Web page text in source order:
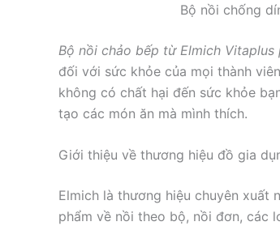
Bộ nồi chống
Bộ nồi chảo bếp từ Elmich Vitaplus
đối với sức khỏe của mọi thành
không có chất hại đến sức khỏe
tạo các món ăn mà mình thích.
Giới thiệu về thương hiệu đồ gia
Elmich là thương hiệu chuyên xuất
phẩm về nồi theo bộ, nồi đơn, các